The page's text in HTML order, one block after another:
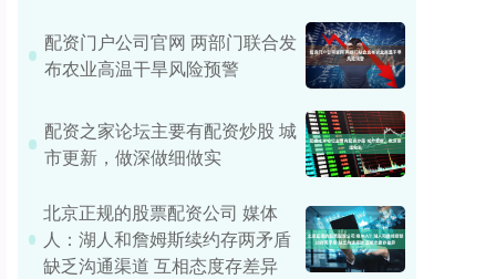
配资门户公司官网 两部门联合发
布农业高温干旱风险预警
配资之家论坛主要有配资炒股 城
市更新，做深做细做实
北京正规的股票配资公司 媒体
人：湖人和詹姆斯续约存两矛盾
缺乏沟通渠道 互相态度存差异